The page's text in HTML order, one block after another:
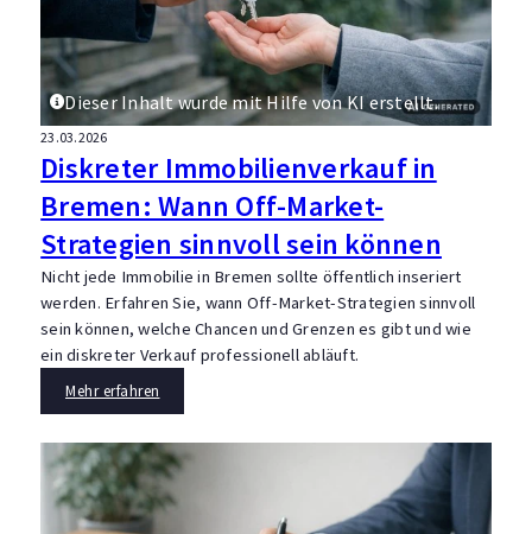
Dieser Inhalt wurde mit Hilfe von KI erstellt.
23.03.2026
Diskreter Immobilienverkauf in
Bremen: Wann Off-Market-
Strategien sinnvoll sein können
Nicht jede Immobilie in Bremen sollte öffentlich inseriert
werden. Erfahren Sie, wann Off-Market-Strategien sinnvoll
sein können, welche Chancen und Grenzen es gibt und wie
ein diskreter Verkauf professionell abläuft.
Mehr erfahren